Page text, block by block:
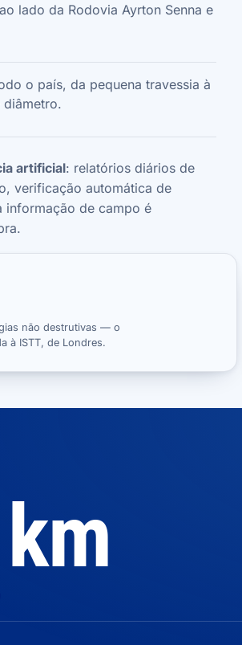
lado da Rodovia Ayrton Senna e
o país, da pequena travessia à
diâmetro.
artificial: relatórios diários de
, verificação automática de
de campo é
.
não destrutivas — o
à ISTT, de Londres.